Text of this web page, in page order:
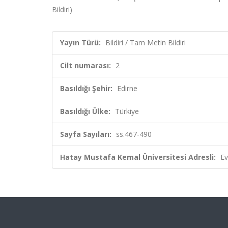
Bildiri)
Yayın Türü: Bildiri / Tam Metin Bildiri
Cilt numarası: 2
Basıldığı Şehir: Edirne
Basıldığı Ülke: Türkiye
Sayfa Sayıları: ss.467-490
Hatay Mustafa Kemal Üniversitesi Adresli: